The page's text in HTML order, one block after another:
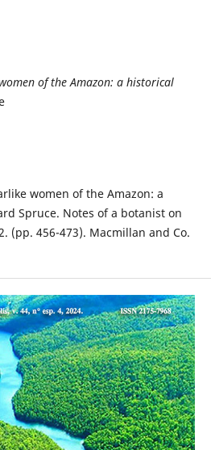
of the Amazon: a historical
women of the Amazon: a
Spruce. Notes of a botanist on
(pp. 456-473). Macmillan and Co.